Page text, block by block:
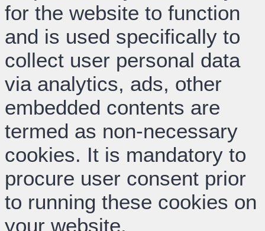
for the website to function
and is used specifically to
collect user personal data
via analytics, ads, other
embedded contents are
termed as non-necessary
cookies. It is mandatory to
procure user consent prior
to running these cookies on
your website.